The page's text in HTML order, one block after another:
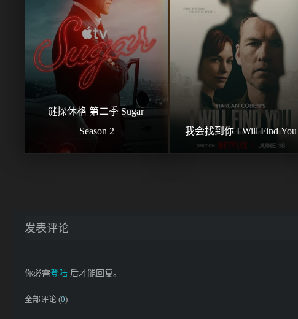
谜探休格 第二季 Sugar
Season 2
我会找到你 I Will Find You
发表评论
你必需登陆 后才能回复。
全部评论 (0)